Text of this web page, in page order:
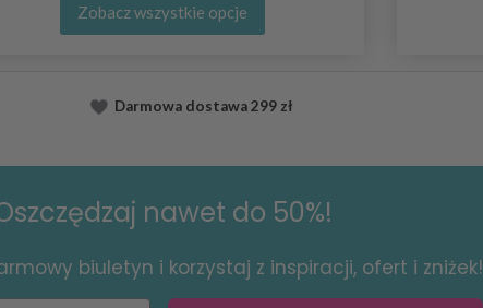
Zobacz wszystkie opcje
Darmowa dostawa299 zł
nawet do 50%!
biuletyn i korzystaj z inspiracji, ofert i zniżek!